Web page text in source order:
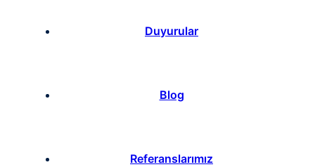
Duyurular
Blog
Referanslarımız